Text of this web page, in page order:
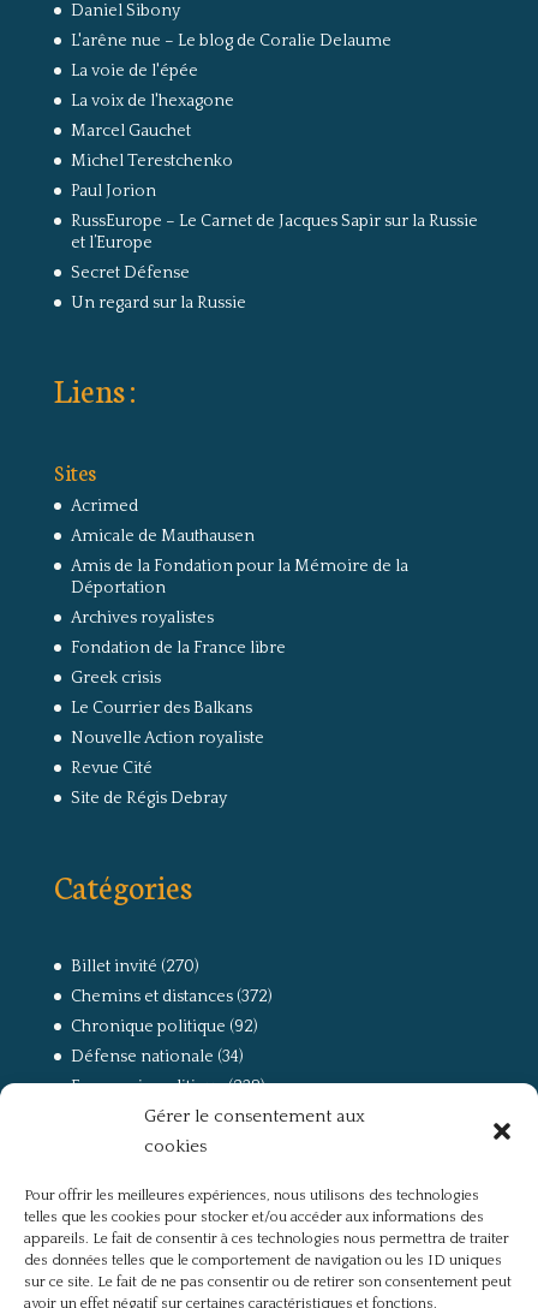
Gérer le consentement aux
cookies
Pour offrir les meilleures expériences, nous utilisons des technologies
telles que les cookies pour stocker et/ou accéder aux informations des
appareils. Le fait de consentir à ces technologies nous permettra de traiter
des données telles que le comportement de navigation ou les ID uniques
sur ce site. Le fait de ne pas consentir ou de retirer son consentement peut
avoir un effet négatif sur certaines caractéristiques et fonctions.
Daniel Sibony
L'arêne nue – Le blog de Coralie Delaume
La voie de l'épée
La voix de l'hexagone
Marcel Gauchet
Michel Terestchenko
Paul Jorion
RussEurope – Le Carnet de Jacques Sapir sur la Russie
et l’Europe
Secret Défense
Un regard sur la Russie
Liens :
Sites
Acrimed
Amicale de Mauthausen
Amis de la Fondation pour la Mémoire de la
Déportation
Archives royalistes
Fondation de la France libre
Greek crisis
Le Courrier des Balkans
Nouvelle Action royaliste
Revue Cité
Site de Régis Debray
Catégories
Billet invité (270)
Chemins et distances(372)
Chronique politique (92)
Défense nationale (34)
Economie politique(238)
(168)
La guerre, la Résistance et la Déportation
Non classé(42)
Partis politiques, intelligentsia, médias(750)
Présentation(4)
Références(57)